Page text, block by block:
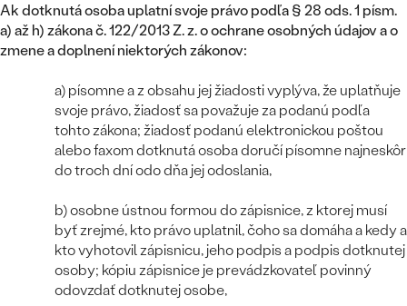
Wave kolekcia
OBJAVIŤ
OBJAVIŤ
Ak dotknutá osoba uplatní svoje právo podľa § 28 ods. 1 písm.
a) až h) zákona č. 122/2013 Z. z. oochrane osobných údajov a o
zmene a doplnení niektorých zákonov:
a) písomne a z obsahu jej žiadosti vyplýva, že uplatňuje
svoje právo, žiadosť sa považuje za podanú podľa
tohto zákona; žiadosť podanú elektronickou poštou
alebo faxom dotknutá osoba doručí písomne najneskôr
do troch dní odo dňa jej odoslania,
b) osobne ústnou formou do zápisnice, z ktorej musí
byť zrejmé, kto právo uplatnil, čoho sa domáha a kedy a
kto vyhotovil zápisnicu, jeho podpis a podpis dotknutej
osoby; kópiu zápisnice je prevádzkovateľ povinný
odovzdať dotknutej osobe,